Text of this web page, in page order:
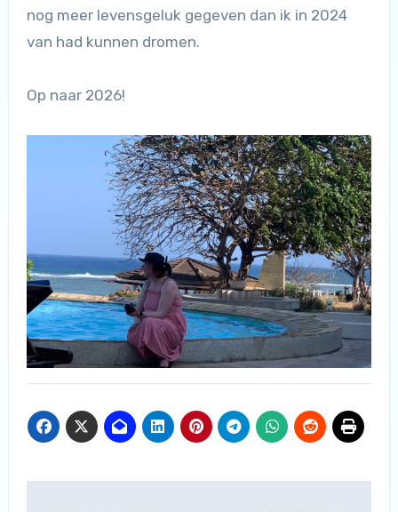
nog meer levensgeluk gegeven dan ik in 2024
van had kunnen dromen.
Op naar 2026!